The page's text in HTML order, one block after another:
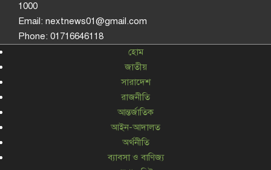
1000
Email: nextnews01@gmail.com
Phone: 01716646118
হোম
জাতীয়
সারাদেশ
রাজনীতি
আন্তর্জাতিক
আইন-আদালত
অর্থনীতি
ব্যাবসা ও বাণিজ্য